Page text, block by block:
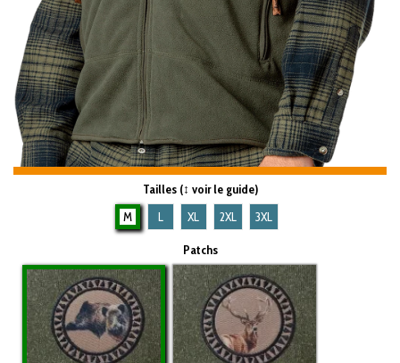
Tailles (↕ voir le guide)
M
L XL 2XL 3XL
Patchs